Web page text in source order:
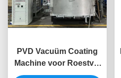
PVD Vacuüm Coating
Machine voor Roestvrij
Staal Roestwerende